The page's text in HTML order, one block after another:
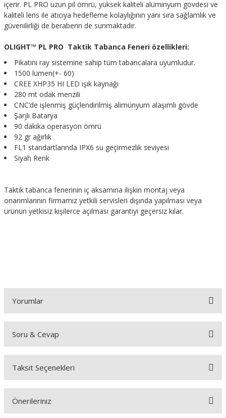
içerir. PL PRO uzun pil ömrü, yüksek kaliteli alüminyum gövdesi ve
kaliteli lens ile atıcıya hedefleme kolaylığının yanı sıra sağlamlık ve
güvenilirliği de beraberin de sunmaktadır.
OLIGHT™ PL PRO Taktik Tabanca Feneri özellikleri:
Pikatini ray sistemine sahip tüm tabancalara uyumludur.
1500 lümen(+- 60)
CREE XHP35 HI LED ışık kaynağı
280 mt odak menzili
CNC’de işlenmiş güçlendirilmiş alimünyum alaşımlı gövde
Şarjlı Batarya
90 dakika operasyon ömrü
92 gr ağırlık
FL1 standartlarında IPX6 su geçirmezlik seviyesi
Siyah Renk
Taktik tabanca fenerinin iç aksamına ilişkin montaj veya
onarımlarının firmamız yetkili servisleri dışında yapılması veya
ürünün yetkisiz kişilerce açılması garantiyi geçersiz kılar.
Yorumlar
Bu ürüne ilk yorumu siz yapın!
Soru & Cevap
Ürün hakkında henüz soru sorulmamış.
Taksit Seçenekleri
Önerileriniz